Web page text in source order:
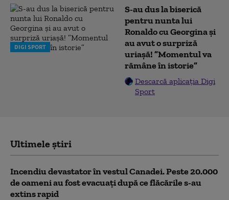
DIGI SPORT
S-au dus la biserică
pentru nunta lui
Ronaldo cu Georgina și
au avut o surpriză
uriașă! ”Momentul va
rămâne în istorie”
Descarcă aplicația Digi
Sport
Ultimele știri
Incendiu devastator în vestul Canadei. Peste 20.000
de oameni au fost evacuați după ce flăcările s-au
extins rapid